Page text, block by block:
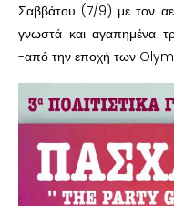
Σαββάτου (7/9) με τον
γνωστά και αγαπημένα
-από την εποχή των